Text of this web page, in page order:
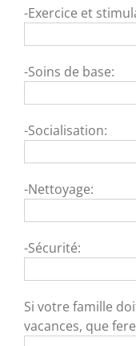
-Exercice et
-Soins de base:
-Socialisation:
-Nettoyage:
-Sécurité:
Si votre famille
vacances, que